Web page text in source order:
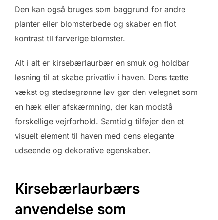
Den kan også bruges som baggrund for andre
planter eller blomsterbede og skaber en flot
kontrast til farverige blomster.
Alt i alt er kirsebærlaurbær en smuk og holdbar
løsning til at skabe privatliv i haven. Dens tætte
vækst og stedsegrønne løv gør den velegnet som
en hæk eller afskærmning, der kan modstå
forskellige vejrforhold. Samtidig tilføjer den et
visuelt element til haven med dens elegante
udseende og dekorative egenskaber.
Kirsebærlaurbærs
anvendelse som